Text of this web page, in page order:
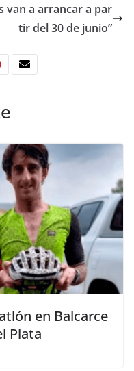
van a arrancar a par
tir del 30 de junio”
en Balcarce
Plata